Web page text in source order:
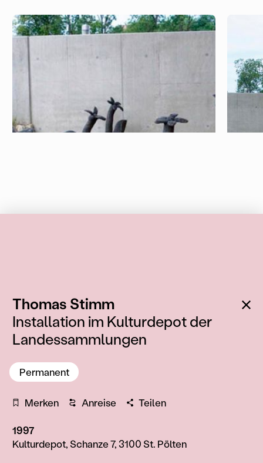
Thomas Stimm:
Installation im Kulturdepot der
Landessammlungen
Permanent
Merken Anreise Teilen
1997
Kulturdepot, Schanze 7, 3100 St. Pölten